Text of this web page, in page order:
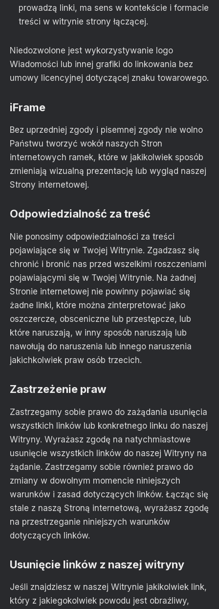
prowadzą linki, ma sens w kontekście i formacie
treści w witrynie strony łączącej.
Niedozwolone jest wykorzystywanie logo
Wiadomości lub innej grafiki do linkowania bez
umowy licencyjnej dotyczącej znaku towarowego.
iFrame
Bez uprzedniej zgody i pisemnej zgody nie wolno
Państwu tworzyć wokół naszych Stron
internetowych ramek, które w jakikolwiek sposób
zmieniają wizualną prezentację lub wygląd naszej
Strony internetowej.
Odpowiedzialność za treść
Nie ponosimy odpowiedzialności za treści
pojawiające się w Twojej Witrynie. Zgadzasz się
chronić i bronić nas przed wszelkimi roszczeniami
pojawiającymi się w Twojej Witrynie. Na żadnej
Stronie internetowej nie powinny pojawiać się
żadne linki, które można zinterpretować jako
oszczercze, obsceniczne lub przestępcze, lub
które naruszają, w inny sposób naruszają lub
nawołują do naruszenia lub innego naruszenia
jakichkolwiek praw osób trzecich.
Zastrzeżenie praw
Zastrzegamy sobie prawo do zażądania usunięcia
wszystkich linków lub konkretnego linku do naszej
Witryny. Wyrażasz zgodę na natychmiastowe
usunięcie wszystkich linków do naszej Witryny na
żądanie. Zastrzegamy sobie również prawo do
zmiany w dowolnym momencie niniejszych
warunków i zasad dotyczących linków. Łącząc się
stale z naszą Stroną internetową, wyrażasz zgodę
na przestrzeganie niniejszych warunków
dotyczących linków.
Usunięcie linków z naszej witryny
Jeśli znajdziesz w naszej Witrynie jakikolwiek link,
który z jakiegokolwiek powodu jest obraźliwy,